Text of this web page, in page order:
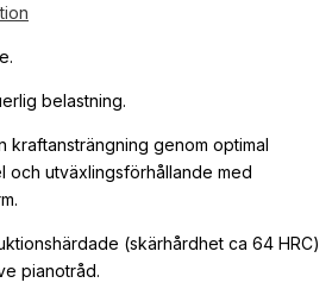
belastning.
kraftansträngning genom optimal
och utväxlingsförhållande med
(skärhårdhet ca 64 HRC)
pianotråd.